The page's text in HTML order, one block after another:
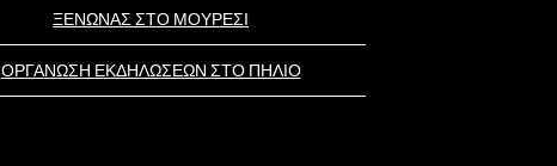
ΞΕΝΩΝΑΣ ΣΤΟ ΜΟΥΡΕΣΙ
ΟΡΓΑΝΩΣΗ ΕΚΔΗΛΩΣΕΩΝ ΣΤΟ ΠΗΛΙΟ